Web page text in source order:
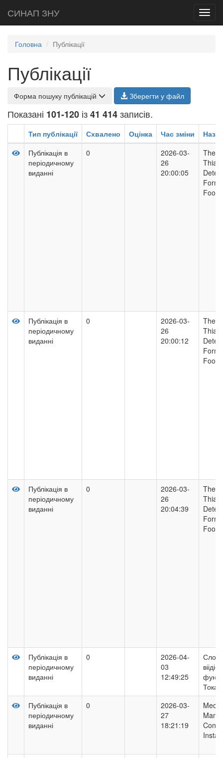
СИНАП ЗНУ
Головна Публікації
Публікації
Форма пошуку публікацій Зберегти у файл
Показані 101-120 із41 414записів.
Тип публікації Схвалено Оцінка Час зміни
Публікація в
періодичному
виданні
0
2026-03-
26
20:00:05
The
Food
Публікація в
періодичному
виданні
0
2026-03-
26
20:00:12
The
Food
Публікація в
періодичному
виданні
0
2026-03-
26
20:04:39
The
Food
Публікація в
періодичному
виданні
0
2026-04-
03
12:49:25
Публікація в
періодичному
виданні
0
2026-03-
27
18:21:19